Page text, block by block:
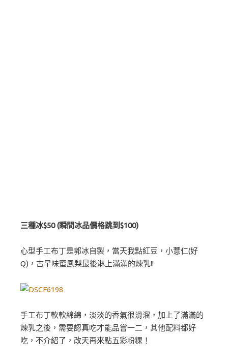
三種冰$50 (瞬間冰品價格跳到$100)
心型手工布丁是郭冰自製，當天我點紅豆，小薏仁(好
Q)，古早味蜜鳳梨最後淋上滿滿的煉乳!!
手工布丁軟軟綿綿，淡淡的香氣很滑溜，加上了滿滿的
煉乳之後，需要認真吃才能品嘗一二，其他配料都好
吃，不介紹了，改天再來點五彩粉粿！